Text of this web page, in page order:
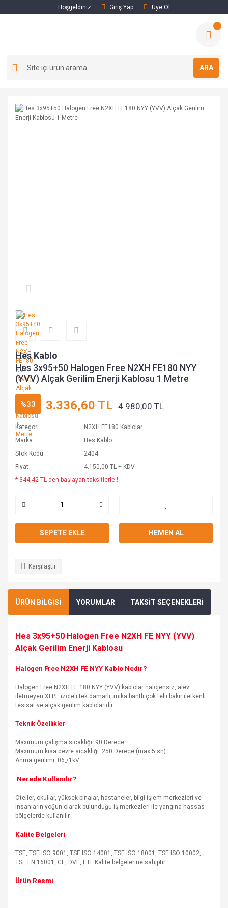
Hoşgeldiniz Giriş Yap Üye Ol
ARA
Hes Kablo
Hes 3x95+50 Halogen Free N2XH FE180 NYY
(YVV) Alçak Gerilim Enerji Kablosu 1 Metre
%33 3.336,60 TL 4.980,00 TL
Kategori
N2XH FE180 Kablolar
Marka
Hes Kablo
Stok Kodu
2404
Fiyat
4.150,00 TL + KDV
* 344,42 TL den başlayan taksitlerle!!
SEPETE EKLE HEMEN AL
Karşılaştır
ÜRÜN BİLGİSİ YORUMLAR TAKSİT SEÇENEKLERİ
Hes 3x95+50 Halogen Free N2XH FE NYY (YVV)
Alçak Gerilim Enerji Kablosu
Halogen Free N2XH FE NYY Kablo Nedir?
Halogen Free N2XH FE 180 NYY (YVV) kablolar halojensiz, alev
iletmeyen XLPE izoleli tek damarlı, mika bantlı çok telli bakır iletkenli
tesisat ve alçak gerilim kablolarıdır.
Teknik Özellikler
Maximum çalışma sıcaklığı: 90 Derece
Maximum kısa devre sıcaklığı: 250 Derece (max.5 sn)
Anma gerilimi: 06,/1kV
Nerede Kullanılır?
Oteller, okullar, yüksek binalar, hastaneler, bilgi işlem merkezleri ve
insanların yoğun olarak bulunduğu iş merkezleri ile yangına hassas
bölgelerde kullanılır.
Kalite Belgeleri
TSE, TSE ISO 9001, TSE ISO 14001, TSE ISO 18001, TSE ISO 10002,
TSE EN 16001, CE, DVE, ETL Kalite belgelerine sahiptir.
Ürün Resmi